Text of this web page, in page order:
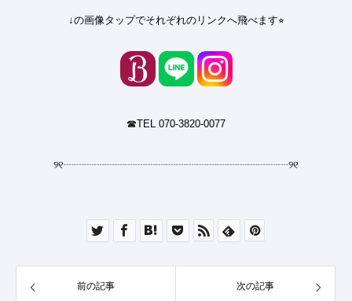
↓の画像タップでそれぞれのリンクへ飛べます⭐︎
☎︎TEL 070-3820-0077
୨୧┈┈┈┈┈┈┈┈┈┈┈┈┈┈┈┈┈┈┈┈┈┈୨୧
前の記事 次の記事